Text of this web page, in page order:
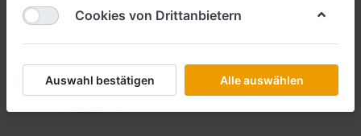
Cookies von Drittanbietern
Auswahl bestätigen Alle auswählen